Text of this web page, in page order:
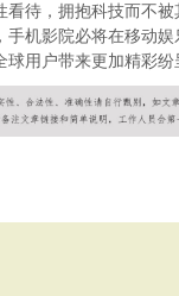
看待，拥抱科技而不
手机影院必将在移动
用户带来更加精彩纷